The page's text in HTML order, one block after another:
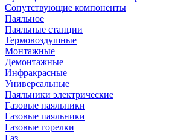
Сопутствующие компоненты
Паяльное
Паяльные станции
Термовоздушные
Монтажные
Демонтажные
Инфракрасные
Универсальные
Паяльники электрические
Газовые паяльники
Газовые паяльники
Газовые горелки
Газ